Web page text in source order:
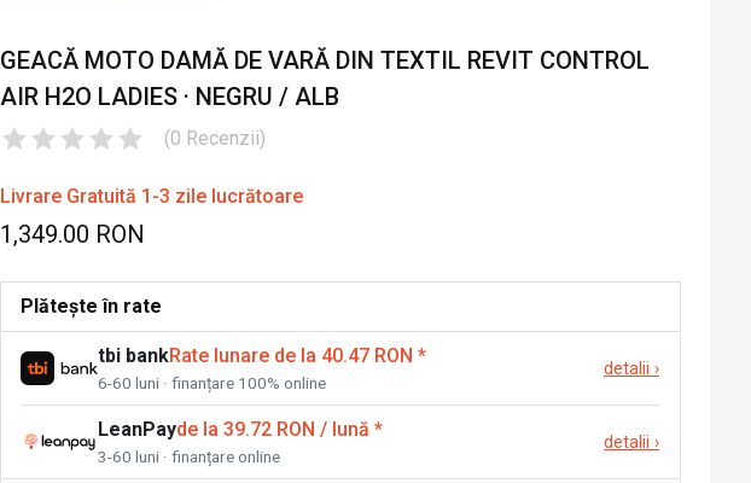
GEACĂ MOTO DAMĂ DE VARĂ DIN TEXTIL REVIT CONTROL
AIR H2O LADIES · NEGRU / ALB
(0 Recenzii)
Livrare Gratuită 1-3 zile lucrătoare
1,349.00 RON
Plătește în rate
tbi bankRate lunare de la 40.47 RON *
6-60 luni · finanțare 100% online
detalii ›
LeanPayde la 39.72 RON / lună *
3-60 luni · finanțare online
detalii ›